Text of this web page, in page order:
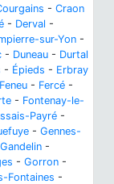
- Craon
- Derval -
sur-Yon -
- Duneau - Durtal
- Épieds - Erbray
Feneu - Fercé -
- Fontenay-le-
Payré -
- Gennes-
-
- Gorron -
Fontaines -